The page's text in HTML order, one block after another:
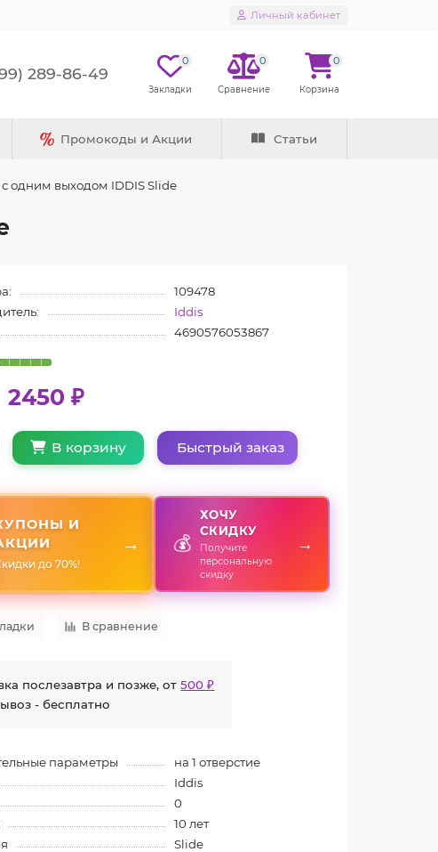
Личный кабинет
289-86-49
0 0 0
Промокоды и Акции Статьи
одним выходом IDDIS Slide
109478
Iddis
4690576053867
2450 ₽
В корзину Быстрый заказ
И
до 70%!
→ 💰
ХОЧУ
СКИДКУ
Получите
персональную
скидку
→
В сравнение
послезавтра и позже, от500 ₽
- бесплатно
параметры
на 1 отверстие
Iddis
0
10 лет
Slide